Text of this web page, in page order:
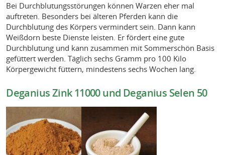
Bei Durchblutungsstörungen können Warzen eher mal
auftreten. Besonders bei älteren Pferden kann die
Durchblutung des Körpers vermindert sein. Dann kann
Weißdorn beste Dienste leisten. Er fördert eine gute
Durchblutung und kann zusammen mit Sommerschön Basis
gefüttert werden. Täglich sechs Gramm pro 100 Kilo
Körpergewicht füttern, mindestens sechs Wochen lang.
Deganius Zink 11000 und Deganius Selen 50